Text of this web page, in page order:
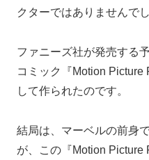
クターではありませんでし
ファニーズ社が発売する
コミック『Motion Picture
して作られたのです。
結局は、マーベルの前身
が、この『Motion Picture